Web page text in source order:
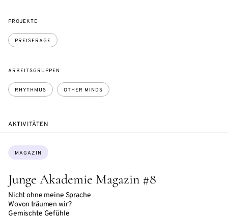
PROJEKTE
PREISFRAGE
ARBEITSGRUPPEN
RHYTHMUS OTHER MINDS
AKTIVITÄTEN
Junge Akademie Magazin #8
Nicht ohne meine Sprache
Wovon träumen wir?
Gemischte Gefühle
Themen:
MAGAZIN